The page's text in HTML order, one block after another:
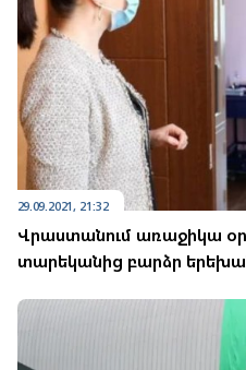
29.09.2021, 21:32
Վրաստանում առաջիկա
տարեկանից բարձր